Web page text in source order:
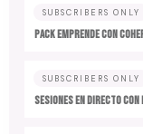
SUBSCRIBERS ONLY
PACK EMPRENDE CON
SUBSCRIBERS ONLY
SESIONES EN DIRECTO